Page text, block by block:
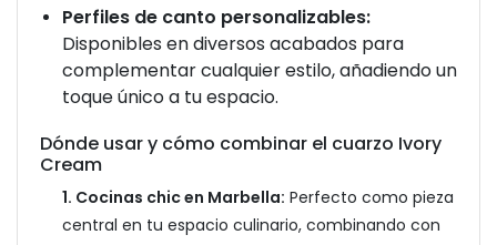
Perfiles de canto personalizables:
Disponibles en diversos acabados para
complementar cualquier estilo, añadiendo un
toque único a tu espacio.
Dónde usar y cómo combinar el cuarzo Ivory
Cream
1. Cocinas chic en Marbella: Perfecto como pieza
central en tu espacio culinario, combinando con